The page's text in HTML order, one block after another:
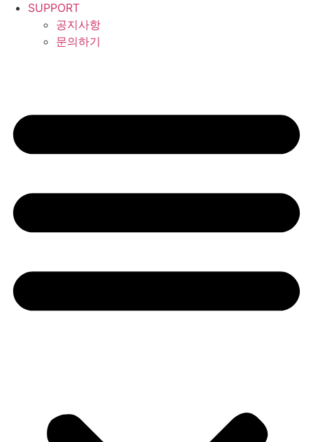
SUPPORT
공지사항
문의하기